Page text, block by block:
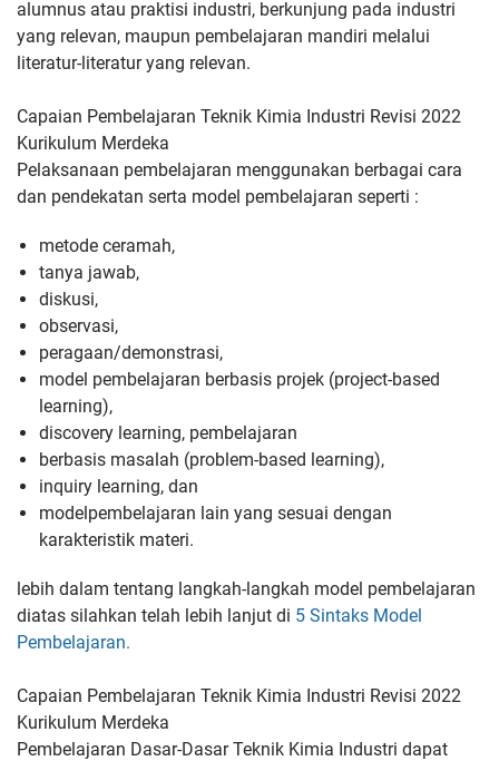
alumnus atau praktisi industri, berkunjung pada industri
yang relevan, maupun pembelajaran mandiri melalui
literatur-literatur yang relevan.
Capaian Pembelajaran Teknik Kimia Industri Revisi 2022
Kurikulum Merdeka
Pelaksanaan pembelajaran menggunakan berbagai cara
dan pendekatan serta model pembelajaran seperti :
metode ceramah,
tanya jawab,
diskusi,
observasi,
peragaan/demonstrasi,
model pembelajaran berbasis projek (project-based
learning),
discovery learning, pembelajaran
berbasis masalah (problem-based learning),
inquiry learning, dan
modelpembelajaran lain yang sesuai dengan
karakteristik materi.
lebih dalam tentang langkah-langkah model pembelajaran
diatas silahkan telah lebih lanjut di 5 Sintaks Model
Pembelajaran.
Capaian Pembelajaran Teknik Kimia Industri Revisi 2022
Kurikulum Merdeka
Pembelajaran Dasar-Dasar Teknik Kimia Industri dapat